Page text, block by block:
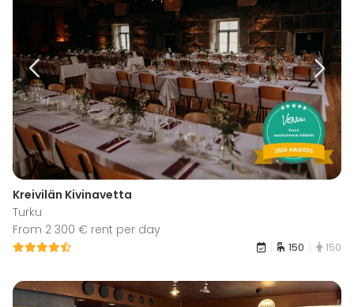
Kreivilän Kivinavetta
Turku
From 2 300 € rent per day
150 150